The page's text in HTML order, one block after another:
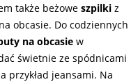
także beżowe szpilki z
obcasie. Do codziennych
na obcasie w
świetnie ze spódnicami
przykład jeansami. Na